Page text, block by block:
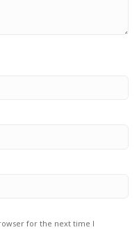
for the next time I